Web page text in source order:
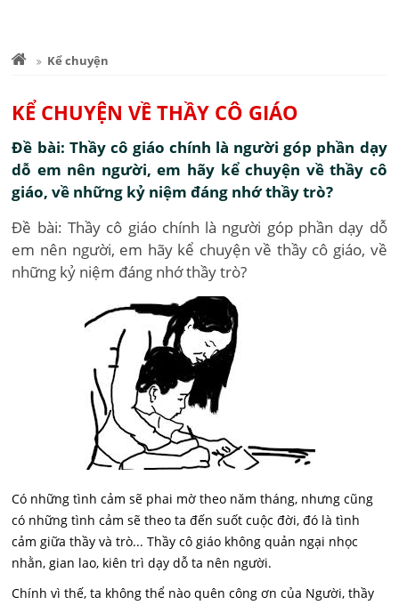
Kể chuyện
KỂ CHUYỆN VỀ THẦY CÔ GIÁO
Đề bài: Thầy cô giáo chính là người góp phần dạy
dỗ em nên người, em hãy kể chuyện về thầy cô
giáo, về những kỷ niệm đáng nhớ thầy trò?
Đề bài: Thầy cô giáo chính là người góp phần dạy dỗ
em nên người, em hãy kể chuyện về thầy cô giáo, về
những kỷ niệm đáng nhớ thầy trò?
Có những tình cảm sẽ phai mờ theo năm tháng, nhưng cũng
có những tình cảm sẽ theo ta đến suốt cuộc đời, đó là tình
cảm giữa thầy và trò... Thầy cô giáo không quản ngại nhọc
nhằn, gian lao, kiên trì dạy dỗ ta nên người.
Chính vì thế, ta không thể nào quên công ơn của Người, thầy